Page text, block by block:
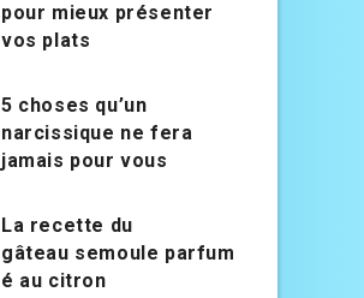
pour mieux présenter
vos plats
5 choses qu’un
narcissique ne fera
jamais pour vous
La recette du
gâteau semoule parfum
é au citron